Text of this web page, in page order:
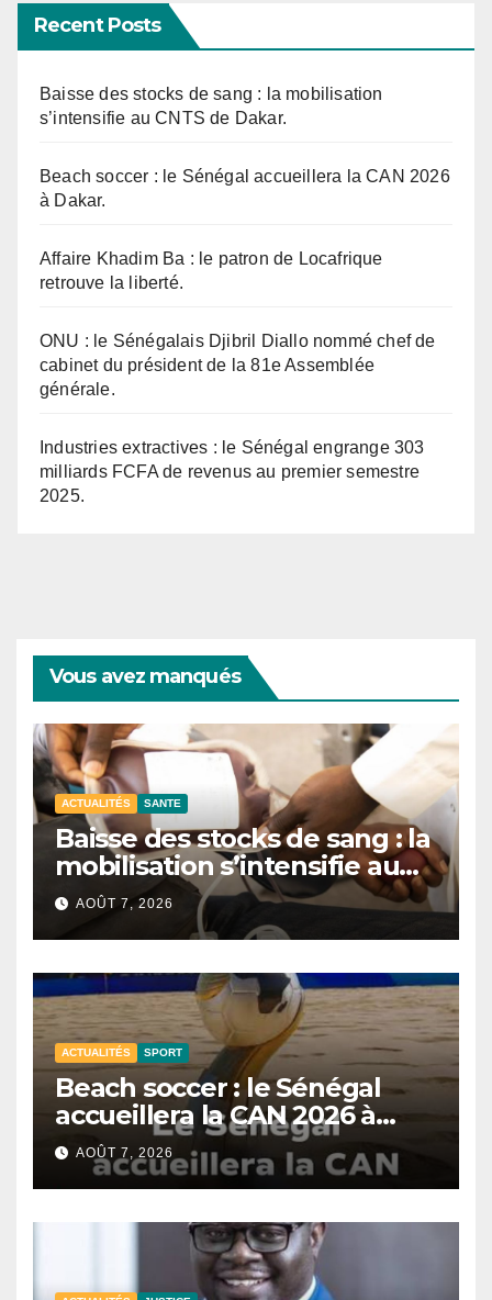
Recent Posts
Baisse des stocks de sang : la mobilisation
s’intensifie au CNTS de Dakar.
Beach soccer : le Sénégal accueillera la CAN 2026
à Dakar.
Affaire Khadim Ba : le patron de Locafrique
retrouve la liberté.
ONU : le Sénégalais Djibril Diallo nommé chef de
cabinet du président de la 81e Assemblée
générale.
Industries extractives : le Sénégal engrange 303
milliards FCFA de revenus au premier semestre
2025.
Vous avez manqués
ACTUALITÉS SANTE
Baisse des stocks de sang : la
mobilisation s’intensifie au
CNTS de Dakar.
AOÛT 7, 2026
ACTUALITÉS SPORT
Beach soccer : le Sénégal
accueillera la CAN 2026 à
Dakar.
AOÛT 7, 2026